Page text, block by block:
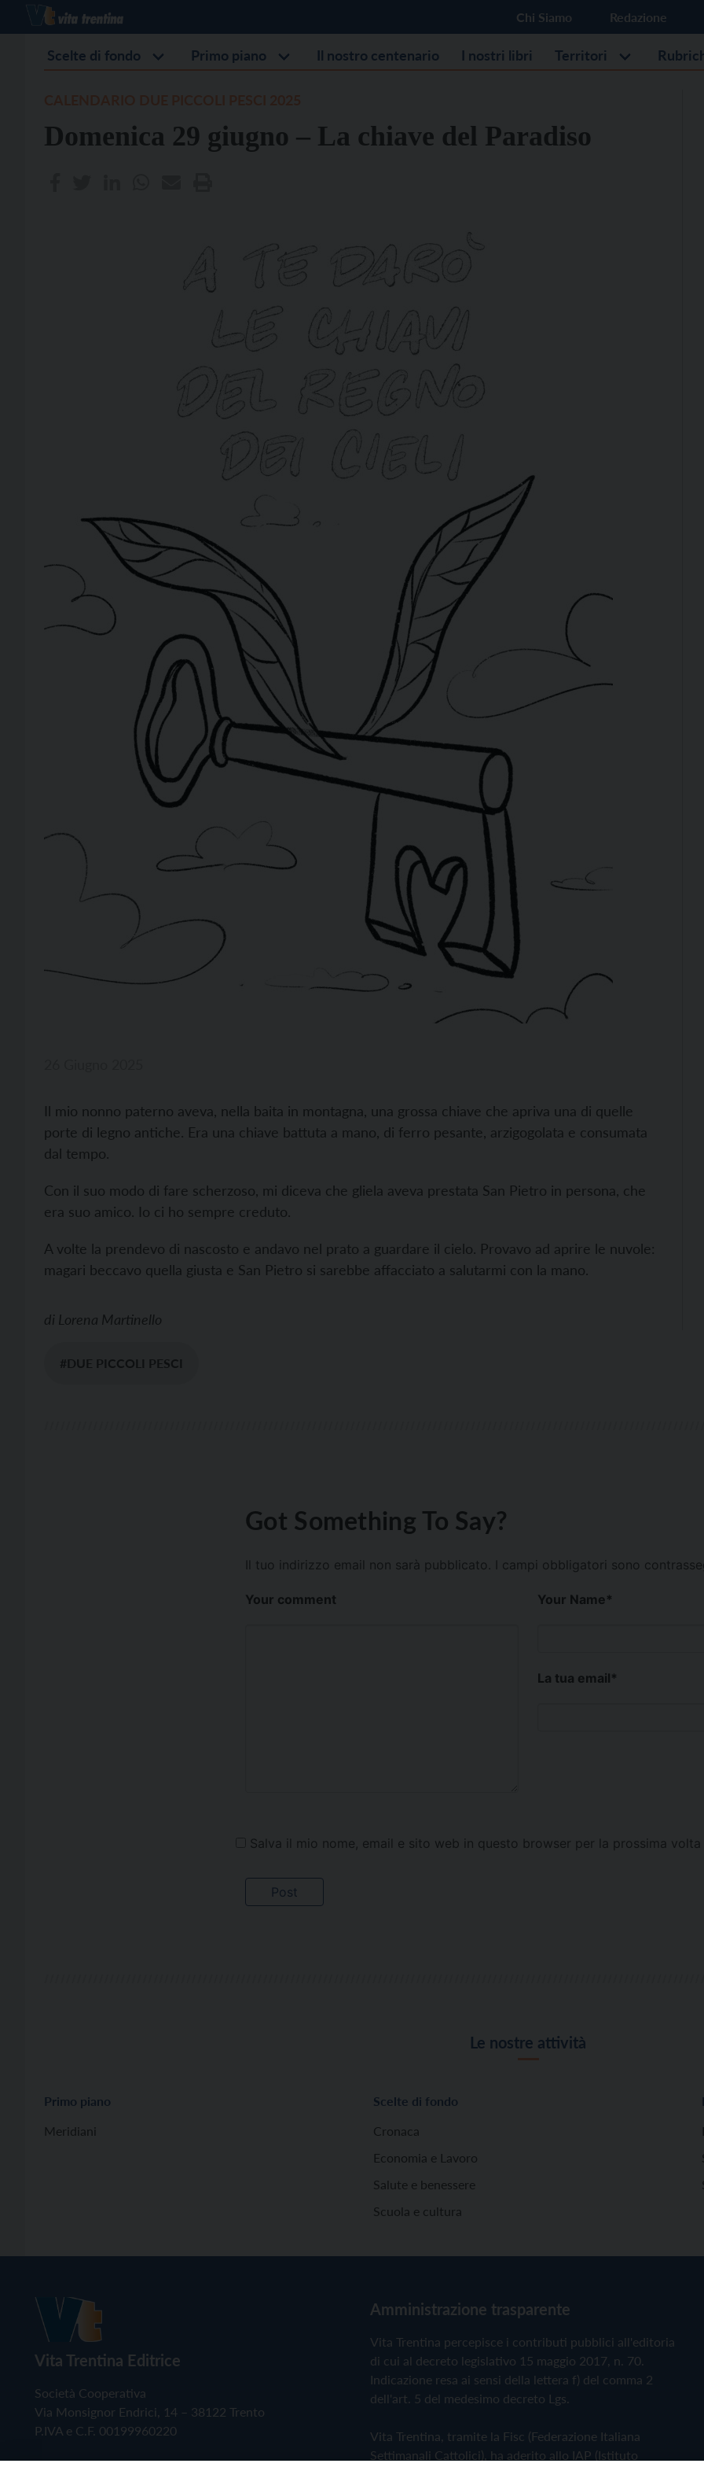
Chi Siamo Redazione
Scelte di fondo Primo piano Il nostro centenario I nostri libri Territori
Domenica 29 giugno – La chiave del Paradiso
Il mio nonno paterno aveva, nella baita in montagna, una grossa chiave che apriva una di quelle
porte di legno antiche. Era una chiave battuta a mano, di ferro pesante, arzigogolata e consumata
dal tempo.
Con il suo modo di fare scherzoso, mi diceva che gliela aveva prestata San Pietro in persona, che
era suo amico. Io ci ho sempre creduto.
A volte la prendevo di nascosto e andavo nel prato a guardare il cielo. Provavo ad aprire le nuvole:
magari beccavo quella giusta e San Pietro si sarebbe affacciato a salutarmi con la mano.
di Lorena Martinello
#DUE PICCOLI PESCI
Got Something To Say?
Il tuo indirizzo email non sarà pubblicato. I campi obbligatori sono
Your comment Your Name*
La tua email*
Salva il mio nome, email e sito web in questo browser per la prossima
Le nostre attività
Primo piano
Meridiani
Scelte di fondo
Cronaca
Economia e Lavoro
Salute e benessere
Scuola e cultura
Vita Trentina Editrice
Società Cooperativa
Via Monsignor Endrici, 14 – 38122 Trento
P.IVA e C.F. 00199960220
Amministrazione trasparente
Vita Trentina percepisce i contributi pubblici all'editoria
di cui al decreto legislativo 15 maggio 2017, n. 70.
Indicazione resa ai sensi della lettera f) del comma 2
dell'art. 5 del medesimo decreto Lgs.
Vita Trentina, tramite la Fisc (Federazione Italiana
Settimanali Cattolici), ha aderito allo IAP (Istituto